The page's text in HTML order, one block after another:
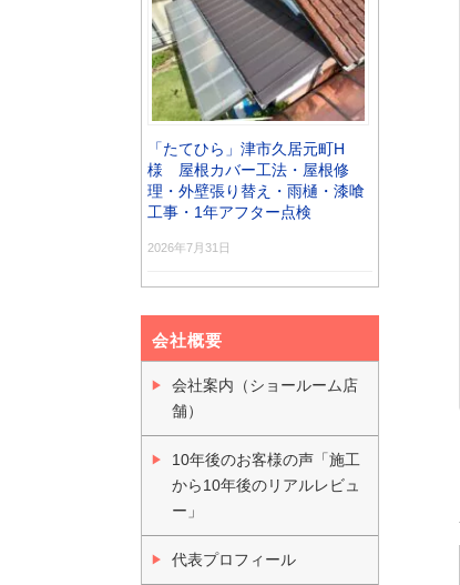
「たてひら」津市久居元町H
様 屋根カバー工法・屋根修
理・外壁張り替え・雨樋・漆喰
工事・1年アフター点検
2026年7月31日
会社概要
会社案内（ショールーム店
舗）
10年後のお客様の声「施工
から10年後のリアルレビュ
ー」
代表プロフィール